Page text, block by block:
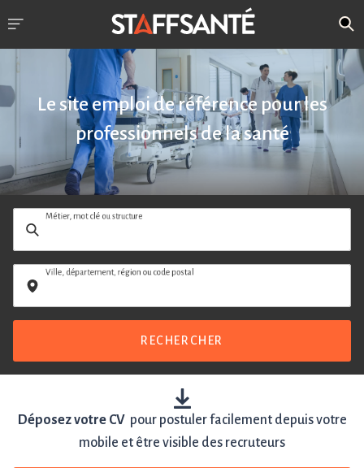
Le site emploi de référence pour les
professionnels de la santé
Métier, mot clé ou structure
Ville, département, région ou code postal
RECHERCHER
Déposez votre CVpour postuler facilement depuis votre
mobile et être visible des recruteurs